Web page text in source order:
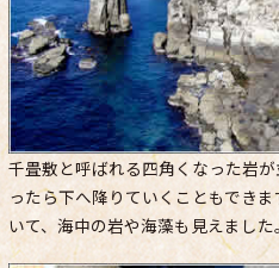
千畳敷と呼ばれる四角くなった岩
ったら下へ降りていくこともでき
いて、海中の岩や海藻も見えました。